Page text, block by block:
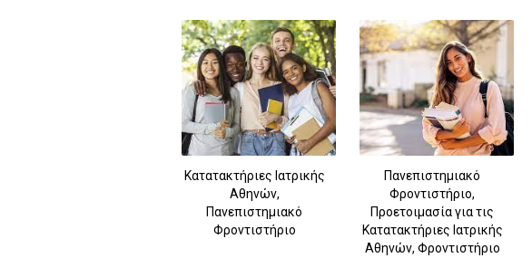
Κατατακτήριες Ιατρικής
Αθηνών,
Πανεπιστημιακό
Φροντιστήριο
Πανεπιστημιακό
Φροντιστήριο,
Προετοιμασία για τις
Κατατακτήριες Ιατρικής
Αθηνών, Φροντιστήριο